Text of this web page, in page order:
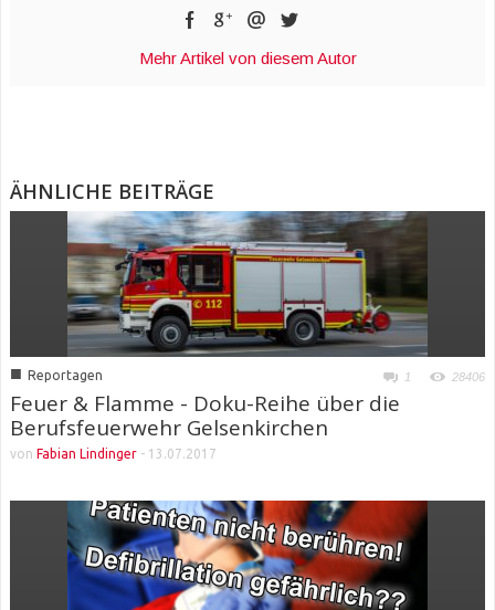
Mehr Artikel von diesem Autor
ÄHNLICHE BEITRÄGE
■ Reportagen 1 28406
Feuer & Flamme - Doku-Reihe über die
Berufsfeuerwehr Gelsenkirchen
von Fabian Lindinger - 13.07.2017